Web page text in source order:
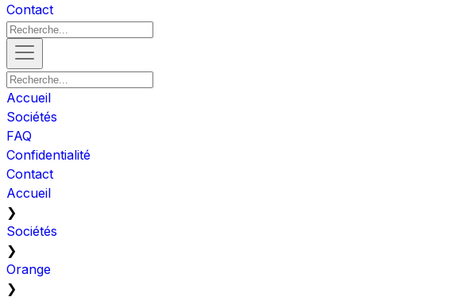
Contact
Accueil
Sociétés
FAQ
Confidentialité
Contact
Accueil
❯
Sociétés
❯
Orange
❯